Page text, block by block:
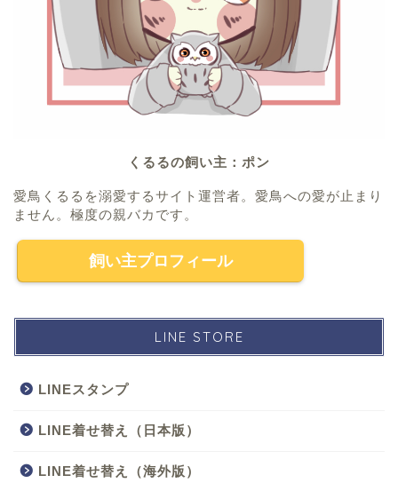
くるるの飼い主：ポン
愛鳥くるるを溺愛するサイト運営者。愛鳥への愛が止まり
ません。極度の親バカです。
飼い主プロフィール
LINE STORE
LINEスタンプ
LINE着せ替え（日本版）
LINE着せ替え（海外版）